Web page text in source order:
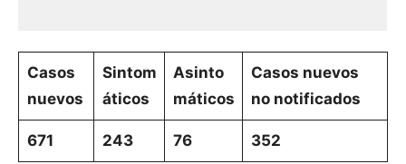
Casos
nuevos
Sintom
áticos
Asinto
máticos
Casos nuevos
no notificados
671 243 76 352